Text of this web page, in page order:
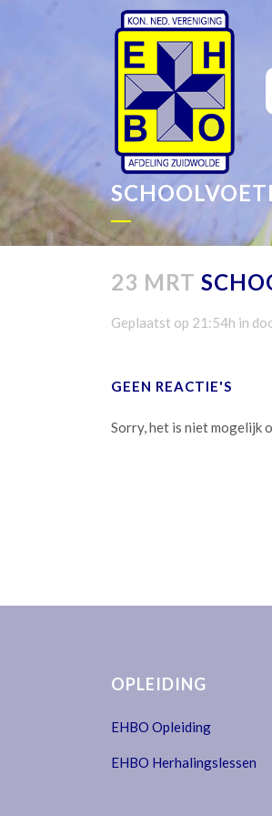
23 MRT
Geplaatst op 21:54h in
GEEN REACTIE'S
Sorry, het is niet mogelijk
OPLEIDING
EHBO Opleiding
EHBO Herhalingslessen